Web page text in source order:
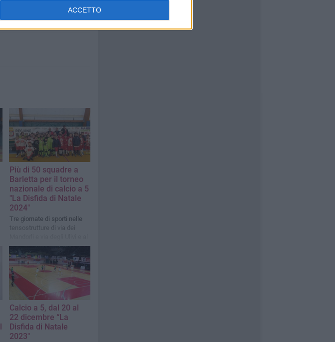
ACCETTO
Più di 50 squadre a
Barletta per il torneo
nazionale di calcio a 5
"La Disfida di Natale
2024"
Tre giornate di sporti nelle
tensostrutture di via dei
Paladisfida Mario Borgia
Calcio a 5, dal 20 al
22 dicembre “La
Disfida di Natale
2023"